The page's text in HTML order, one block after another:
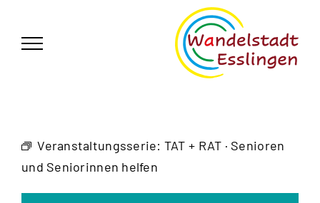
springen
Veranstaltungsserie: TAT + RAT · Senioren
und Seniorinnen helfen